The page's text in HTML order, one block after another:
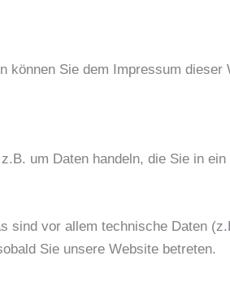
Sie dem Impressum dieser
um Daten handeln, die Sie in
sind vor allem technische Daten
Sie unsere Website betreten.